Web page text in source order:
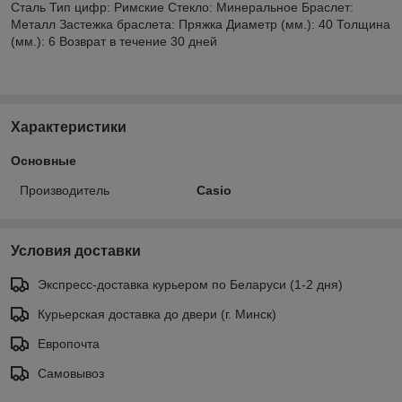
Сталь Тип цифр: Римские Стекло: Минеральное Браслет:
Металл Застежка браслета: Пряжка Диаметр (мм.): 40 Толщина
(мм.): 6 Возврат в течение 30 дней
Характеристики
Основные
Производитель Casio
Условия доставки
Экспресс-доставка курьером по Беларуси (1-2 дня)
Курьерская доставка до двери (г. Минск)
Европочта
Самовывоз